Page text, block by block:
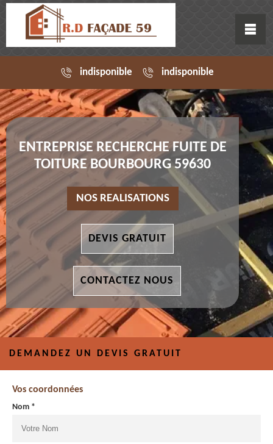
indisponible indisponible
ENTREPRISE RECHERCHE FUITE DE
TOITURE BOURBOURG 59630
NOS REALISATIONS
DEVIS GRATUIT
CONTACTEZ NOUS
DEMANDEZ UN DEVIS GRATUIT
Vos coordonnées
Nom *